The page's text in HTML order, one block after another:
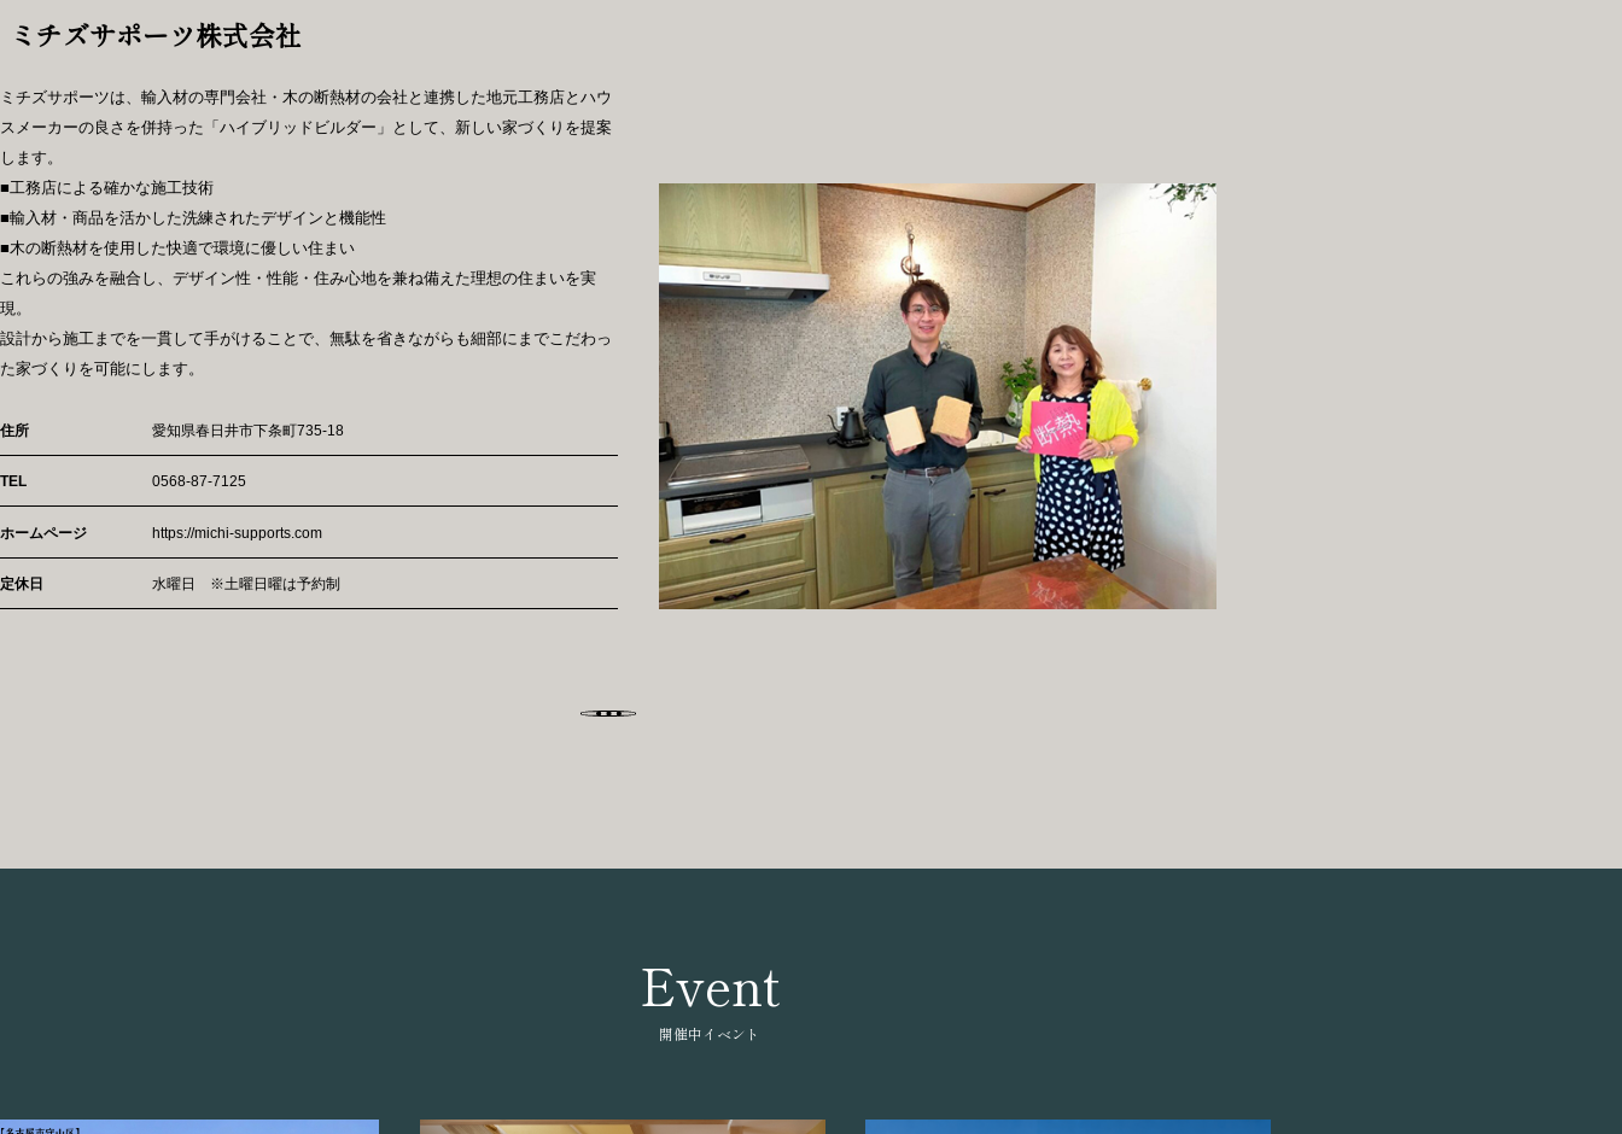
ミチズサポーツ株式会社
ミチズサポーツは、輸入材の専門会社・木の断熱材の会社と連携した地元工務店とハウ
スメーカーの良さを併持った「ハイブリッドビルダー」として、新しい家づくりを提案
します。
■工務店による確かな施工技術
■輸入材・商品を活かした洗練されたデザインと機能性
■木の断熱材を使用した快適で環境に優しい住まい
これらの強みを融合し、デザイン性・性能・住み心地を兼ね備えた理想の住まいを実
現。
設計から施工までを一貫して手がけることで、無駄を省きながらも細部にまでこだわっ
た家づくりを可能にします。
住所 愛知県春日井市下条町735-18
TEL 0568-87-7125
ホームページ https://michi-supports.com
定休日 水曜日 ※土曜日曜は予約制
Event
開催中イベント